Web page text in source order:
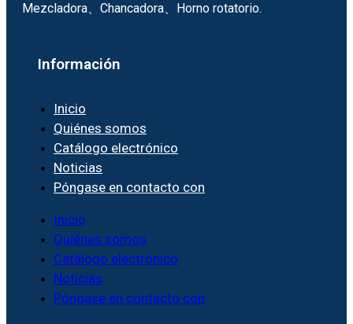
Mezcladora、Chancadora、Horno rotatorio.
Información
Inicio
Quiénes somos
Catálogo electrónico
Noticias
Póngase en contacto con
Inicio
Quiénes somos
Catálogo electrónico
Noticias
Póngase en contacto con